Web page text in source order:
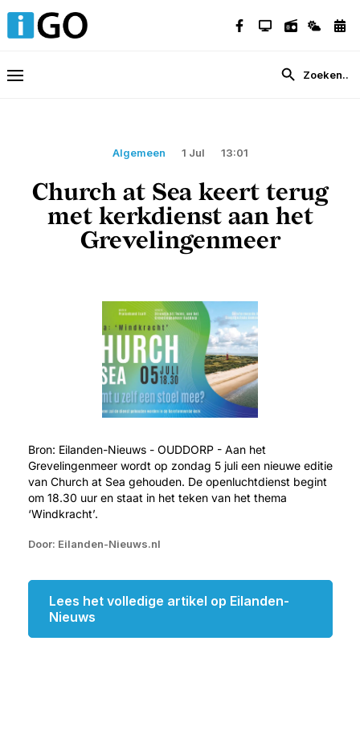
Algemeen 1 Jul 13:01
Church at Sea keert terug
met kerkdienst aan het
Grevelingenmeer
Bron: Eilanden-Nieuws - OUDDORP - Aan het
Grevelingenmeer wordt op zondag 5 juli een nieuwe editie
van Church at Sea gehouden. De openluchtdienst begint
om 18.30 uur en staat in het teken van het thema
‘Windkracht’.
Door: Eilanden-Nieuws.nl
Lees het volledige artikel op Eilanden-
Nieuws